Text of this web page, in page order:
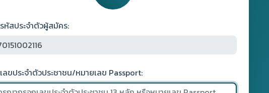
หัสประจำตัวผู้สมัคร:
ลขประจำตัวประชาชน/หมายเลข Passport: